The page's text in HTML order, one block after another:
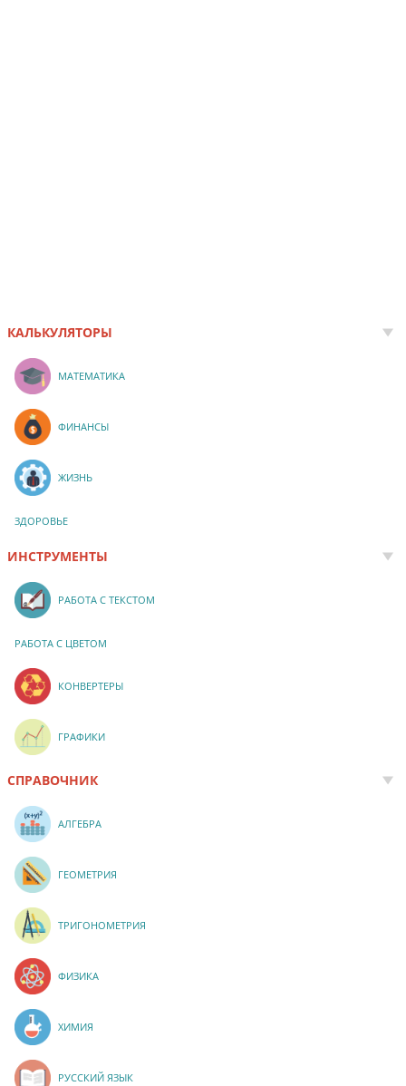
КАЛЬКУЛЯТОРЫ
МАТЕМАТИКА
ФИНАНСЫ
ЖИЗНЬ
ЗДОРОВЬЕ
ИНСТРУМЕНТЫ
РАБОТА С ТЕКСТОМ
РАБОТА С ЦВЕТОМ
КОНВЕРТЕРЫ
ГРАФИКИ
СПРАВОЧНИК
АЛГЕБРА
ГЕОМЕТРИЯ
ТРИГОНОМЕТРИЯ
ФИЗИКА
ХИМИЯ
РУССКИЙ ЯЗЫК